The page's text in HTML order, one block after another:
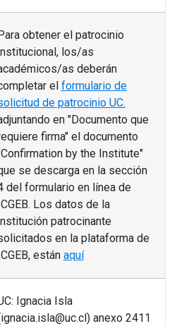
Para obtener el patrocinio
los/as
as deberán
el formulario de
de patrocinio UC.
en "Documento que
firma" el documento
by the Institute"
se descarga en la sección
del formulario en línea de
ICGEB. Los datos de la
patrocinante
en la plataforma de
ICGEB, están aquí
Ignacia Isla
anexo 2411